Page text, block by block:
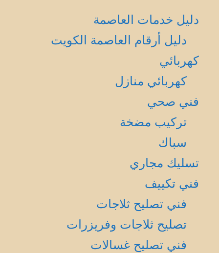
دليل خدمات العاصمة
دليل أرقام العاصمة الكويت
كهربائي
كهربائي منازل
فني صحي
تركيب مضخة
سباك
تسليك مجاري
فني تكييف
فني تصليح ثلاجات
تصليح ثلاجات وفريزرات
فني تصليح غسالات